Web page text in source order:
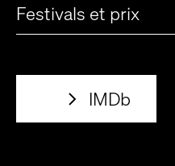
Festivals et prix
IMDb